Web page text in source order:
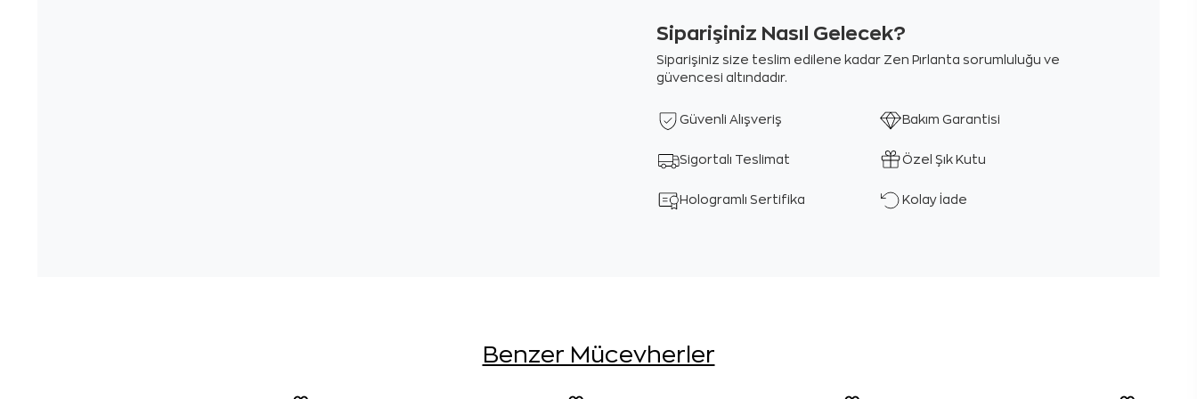
Siparişiniz Nasıl Gelecek?
Siparişiniz size teslim edilene kadar Zen Pırlanta sorumluluğu ve
güvencesi altındadır.
Güvenli Alışveriş Bakım Garantisi
Sigortalı Teslimat Özel Şık Kutu
Hologramlı Sertifika Kolay İade
Benzer Mücevherler